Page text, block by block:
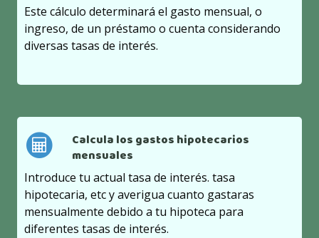
Este cálculo determinará el gasto mensual, o
ingreso, de un préstamo o cuenta considerando
diversas tasas de interés.
Calcula los gastos hipotecarios
mensuales
Introduce tu actual tasa de interés. tasa
hipotecaria, etc y averigua cuanto gastaras
mensualmente debido a tu hipoteca para
diferentes tasas de interés.